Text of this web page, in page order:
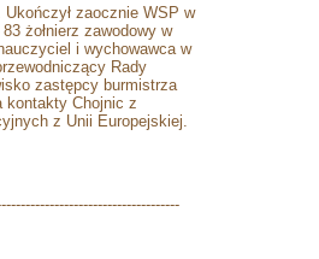
zaocznie WSP w
żołnierz zawodowy w
i wychowawca w
Rady
zastępcy burmistrza
kontakty Chojnic z
z Unii Europejskiej.